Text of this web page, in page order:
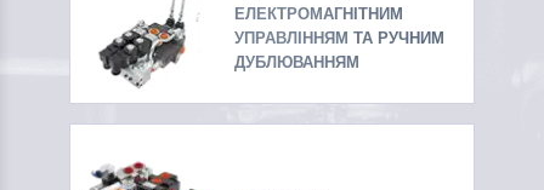
ЕЛЕКТРОМАГНІТНИМ
УПРАВЛІННЯМ ТА РУЧНИМ
ДУБЛЮВАННЯМ